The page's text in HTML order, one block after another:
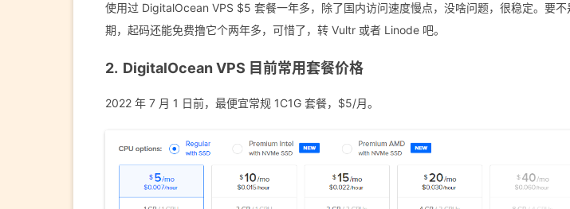
使用过 DigitalOcean VPS $5 套餐一年多，除了国内访问速度慢点，没啥问题，很稳定。要不
期，起码还能免费撸它个两年多，可惜了，转 Vultr 或者 Linode 吧。
DigitalOcean VPS 目前常用套餐价格
2022 年 7 月 1 日前，最便宜常规 1C1G 套餐，$5/月。